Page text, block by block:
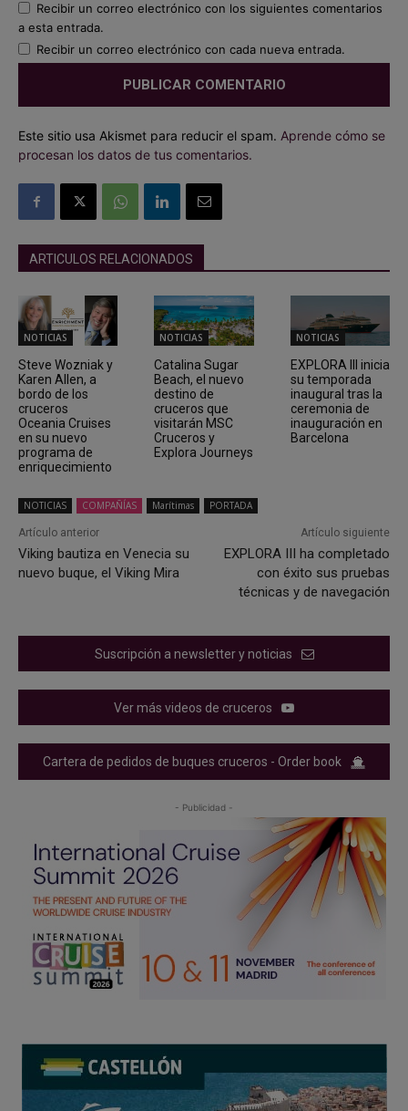
Recibir un correo electrónico con los siguientes comentarios
a esta entrada.
Recibir un correo electrónico con cada nueva entrada.
Este sitio usa Akismet para reducir el spam. Aprende cómo se
procesan los datos de tus comentarios.
ARTICULOS RELACIONADOS
NOTICIAS
Steve Wozniak y
Karen Allen, a
bordo de los
cruceros
Oceania Cruises
en su nuevo
programa de
enriquecimiento
NOTICIAS
Catalina Sugar
Beach, el nuevo
destino de
cruceros que
visitarán MSC
Cruceros y
Explora Journeys
NOTICIAS
EXPLORA III inicia
su temporada
inaugural tras la
ceremonia de
inauguración en
Barcelona
NOTICIAS COMPAÑÍAS Marítimas PORTADA
Artículo anterior
Viking bautiza en Venecia su
nuevo buque, el Viking Mira
Artículo siguiente
EXPLORA III ha completado
con éxito sus pruebas
técnicas y de navegación
Suscripción a newsletter y noticias
Ver más videos de cruceros
Cartera de pedidos de buques cruceros - Order book
- Publicidad -